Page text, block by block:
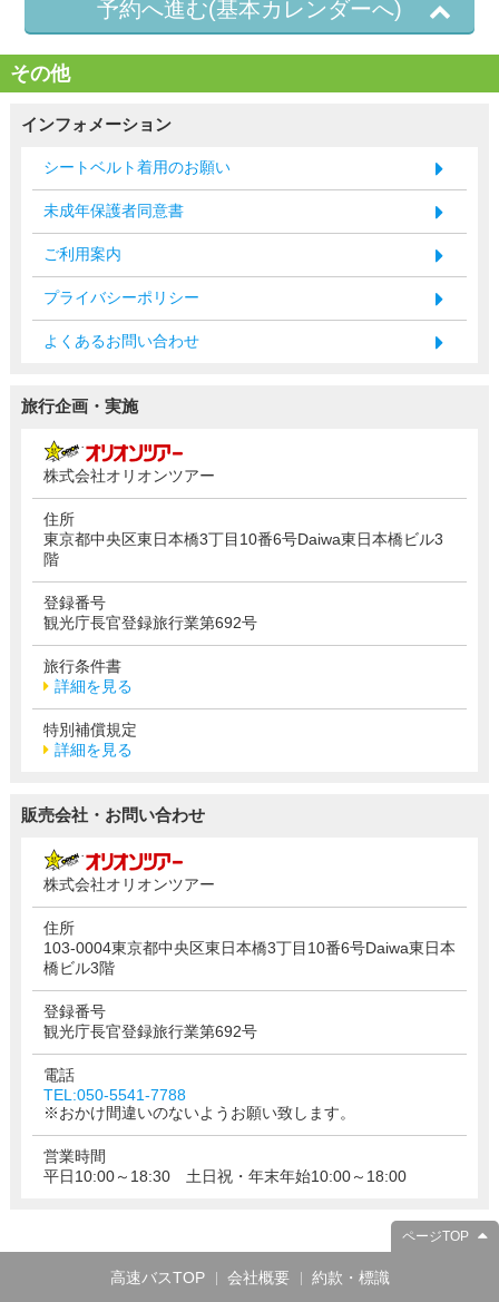
予約へ進む(基本カレンダーへ)
その他
インフォメーション
シートベルト着用のお願い
未成年保護者同意書
ご利用案内
プライバシーポリシー
よくあるお問い合わせ
旅行企画・実施
株式会社オリオンツアー
住所
東京都中央区東日本橋3丁目10番6号Daiwa東日本橋ビル3
階
登録番号
観光庁長官登録旅行業第692号
旅行条件書
詳細を見る
特別補償規定
詳細を見る
販売会社・お問い合わせ
株式会社オリオンツアー
住所
103-0004東京都中央区東日本橋3丁目10番6号Daiwa東日本
橋ビル3階
登録番号
観光庁長官登録旅行業第692号
電話
TEL:050-5541-7788
※おかけ間違いのないようお願い致します。
営業時間
平日10:00～18:30 土日祝・年末年始10:00～18:00
ページTOP
高速バスTOP 会社概要 約款・標識